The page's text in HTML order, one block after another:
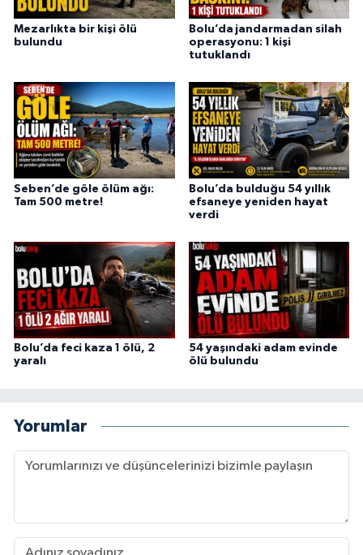
Mezarlıkta bir kişi ölü
bulundu
Bolu’da jandarmadan silah
operasyonu: 1 kişi
tutuklandı
Seben’de göle ölüm ağı:
Tam 500 metre!
Bolu’da bulduğu 54 yıllık
efsaneye yeniden hayat
verdi
Bolu’da feci kaza 1 ölü, 2
yaralı
54 yaşındaki adam evinde
ölü bulundu
Yorumlar